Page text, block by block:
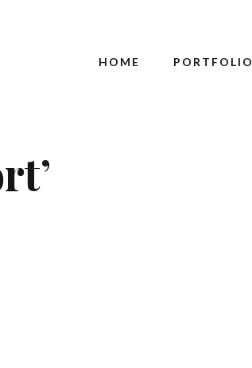
HOME PORTFOLIO